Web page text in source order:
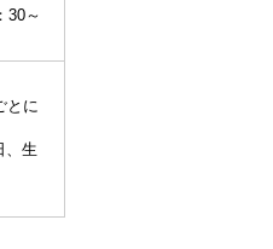
30～
とに
、生